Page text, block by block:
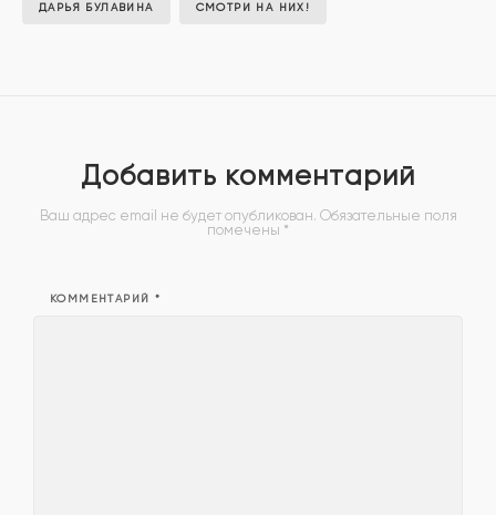
ДАРЬЯ БУЛАВИНА СМОТРИ НА НИХ!
Добавить комментарий
Ваш адрес email не будет опубликован. Обязательные поля
помечены *
КОММЕНТАРИЙ *